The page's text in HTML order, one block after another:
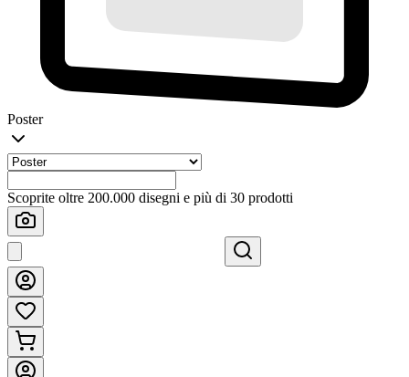
Poster
Scoprite oltre 200.000 disegni e più di 30 prodotti